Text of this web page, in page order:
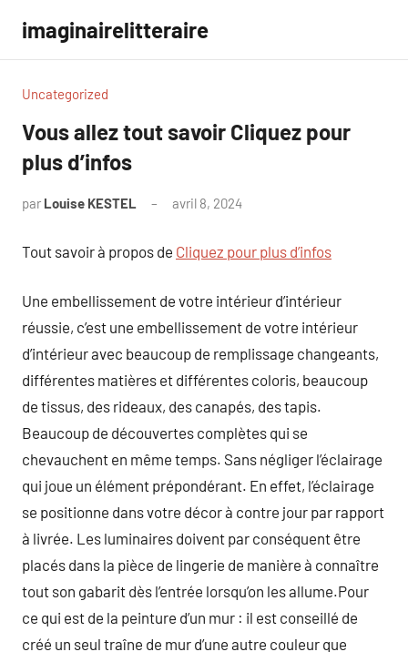
contenu
imaginairelitteraire
Uncategorized
Vous allez tout savoir Cliquez pour
plus d’infos
par Louise KESTEL avril 8, 2024
Tout savoir à propos de Cliquez pour plus d’infos
Une embellissement de votre intérieur d’intérieur
réussie, c’est une embellissement de votre intérieur
d’intérieur avec beaucoup de remplissage changeants,
différentes matières et différentes coloris, beaucoup
de tissus, des rideaux, des canapés, des tapis.
Beaucoup de découvertes complètes qui se
chevauchent en même temps. Sans négliger l’éclairage
qui joue un élément prépondérant. En effet, l’éclairage
se positionne dans votre décor à contre jour par rapport
à livrée. Les luminaires doivent par conséquent être
placés dans la pièce de lingerie de manière à connaître
tout son gabarit dès l’entrée lorsqu’on les allume.Pour
ce qui est de la peinture d’un mur : il est conseillé de
créé un seul traîne de mur d’une autre couleur que